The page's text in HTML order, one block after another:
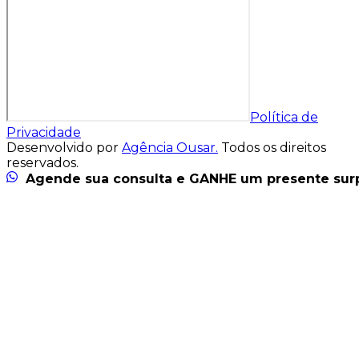
Política de
Privacidade
Desenvolvido por Agência Ousar. Todos os direitos
reservados.
Agende sua consulta e GANHE um presente